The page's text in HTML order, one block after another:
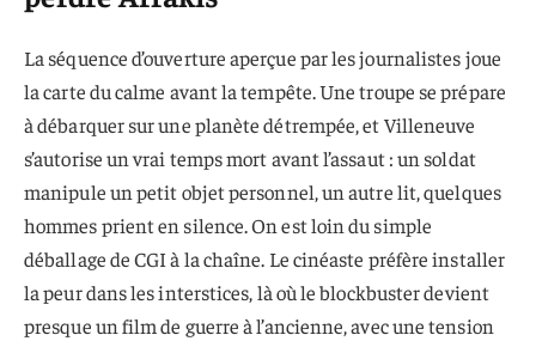
La séquence d’ouverture aperçue par les journalistes joue
la carte du calme avant la tempête. Une troupe se prépare
à débarquer sur une planète détrempée, et Villeneuve
s’autorise un vrai temps mort avant l’assaut : un soldat
manipule un petit objet personnel, un autre lit, quelques
hommes prient en silence. On est loin du simple
déballage de CGI à la chaîne. Le cinéaste préfère installer
la peur dans les interstices, là où le blockbuster devient
presque un film de guerre à l’ancienne, avec une tension